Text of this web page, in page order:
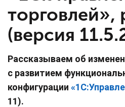
торговлей»,
(версия
Рассказываем об
с развитием
конфигурации
11).